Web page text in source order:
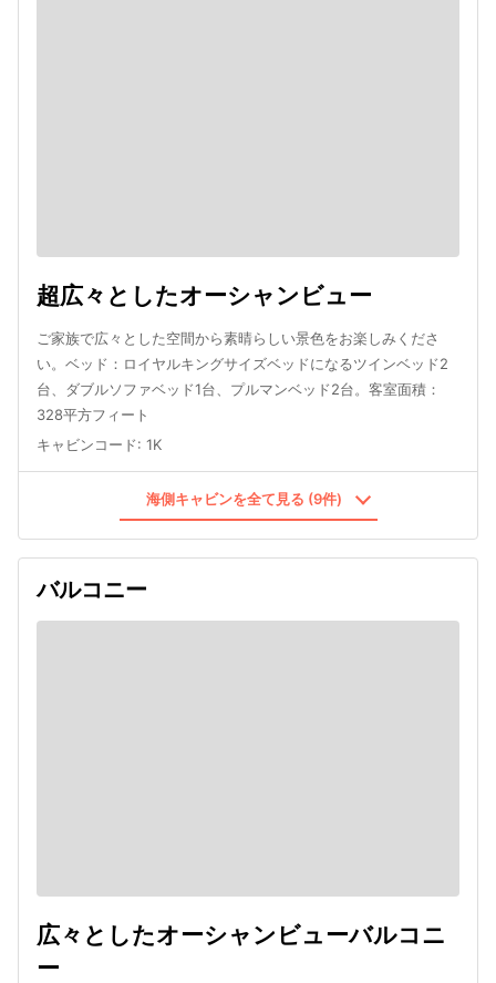
超広々としたオーシャンビュー
ご家族で広々とした空間から素晴らしい景色をお楽しみくださ
い。ベッド：ロイヤルキングサイズベッドになるツインベッド2
台、ダブルソファベッド1台、プルマンベッド2台。客室面積：
328平方フィート
キャビンコード: 1K
海側キャビンを全て見る (9件)
バルコニー
広々としたオーシャンビューバルコニ
ー